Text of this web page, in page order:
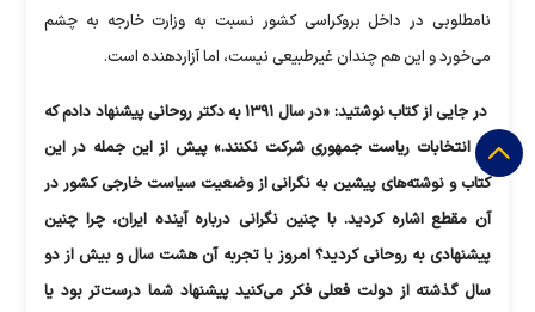
نامطلوبی در داخل بروکراسی کشور نسبت به وزارت خارجه به چشم
می‌خورد و این هم چندان غیرطبیعی نیست، اما آزاردهنده است.
در جایی از کتاب نوشتید: «در سال ۱۳۹۱ به دکتر روحانی پیشنهاد دادم که
در انتخابات ریاست جمهوری شرکت نکنند.» پیش از این جمله در این
کتاب و نوشته‌های پیشین به نگرانی از وضعیت سیاست خارجی کشور در
آن مقطع اشاره کردید. با چنین نگرانی درباره آینده ایران، چرا چنین
پیشنهادی به روحانی کردید؟ امروز با تجربه آن هشت سال و بیش از دو
سال گذشته از دولت فعلی فکر می‌کنید پیشنهاد شما درست‌تر بود یا